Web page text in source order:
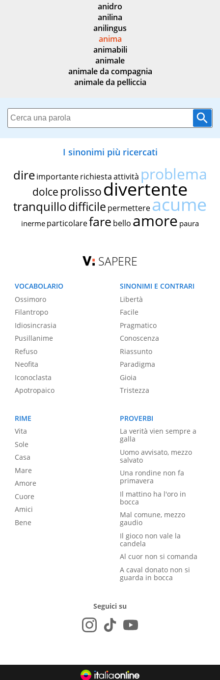
anidro
anilina
anilingus
anima
animabili
animale
animale da compagnia
animale da pelliccia
I sinonimi più ricercati
dire importante richiestaattività problema
dolce prolissodivertente
tranquillodifficile permettereacume
inerme particolarefare bello amore paura
SAPERE
VOCABOLARIO
Ossimoro
Filantropo
Idiosincrasia
Pusillanime
Refuso
Neofita
Iconoclasta
Apotropaico
SINONIMI E CONTRARI
Libertà
Facile
Pragmatico
Conoscenza
Riassunto
Paradigma
Gioia
Tristezza
RIME
Vita
Sole
Casa
Mare
Amore
Cuore
Amici
Bene
PROVERBI
La verità vien sempre a
galla
Uomo avvisato, mezzo
salvato
Una rondine non fa
primavera
Il mattino ha l'oro in
bocca
Mal comune, mezzo
gaudio
Il gioco non vale la
candela
Al cuor non si comanda
A caval donato non si
guarda in bocca
Seguici su